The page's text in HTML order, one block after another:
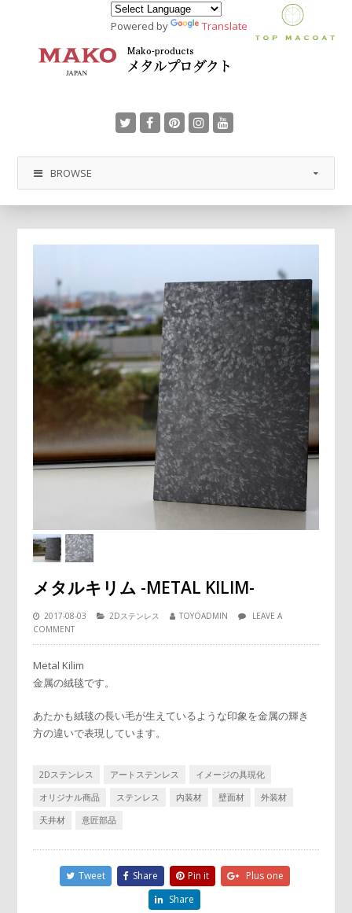
Powered by Translate
BROWSE
メタルキリム -METAL KILIM-
2017-08-03 2Dステンレス TOYOADMIN
LEAVE A
COMMENT
Metal Kilim
金属の絨毯です。
あたかも絨毯の長い毛が生えているような印象を金属の輝き
方の違いで表現しています。
2Dステンレス アートステンレス
イメージの具現化
オリジナル商品
ステンレス 内装材 壁面材
外装材
天井材
意匠部品
Tweet Share Pin it
Plus one
Share